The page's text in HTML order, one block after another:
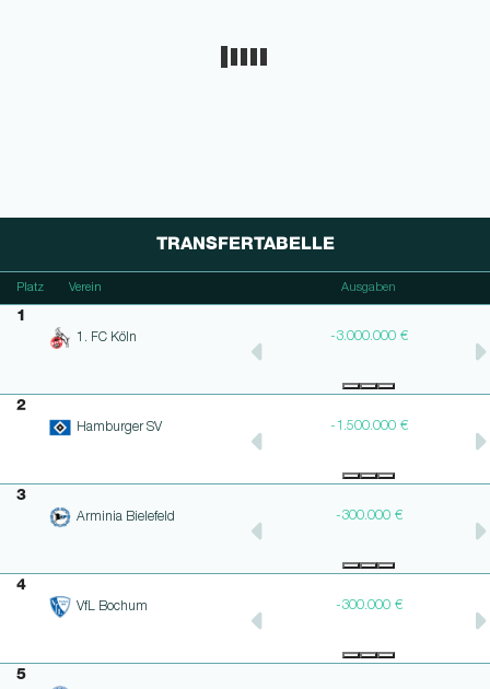
TRANSFERTABELLE
Platz Verein Ausgaben
1
1. FC Köln-2.700.000 € -3.000.000 €
2
Hamburger SV-1.500.000 € -1.500.000 €
3
Arminia Bielefeld
-300.000 € -300.000 €
4
VfL Bochum-300.000 € -300.000 €
5